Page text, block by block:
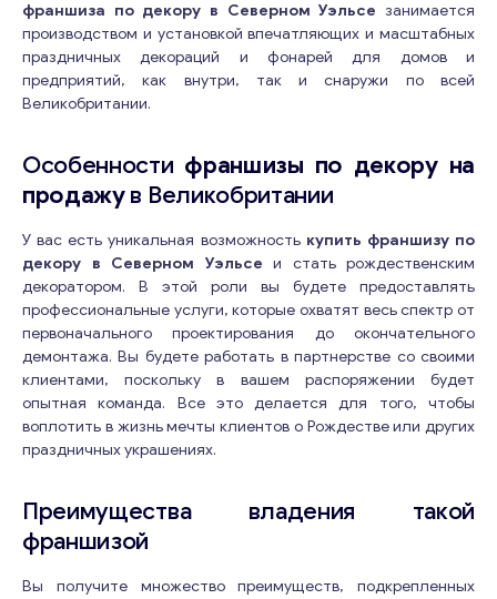
франшиза по декору в Северном Уэльсе занимается
производством и установкой впечатляющих и масштабных
праздничных декораций и фонарей для домов и
предприятий, как внутри, так и снаружи по всей
Великобритании.
Особенности франшизы по декору на
продажув Великобритании
У вас есть уникальная возможность купить франшизу по
декору в Северном Уэльсе и стать рождественским
декоратором. В этой роли вы будете предоставлять
профессиональные услуги, которые охватят весь спектр от
первоначального проектирования до окончательного
демонтажа. Вы будете работать в партнерстве со своими
клиентами, поскольку в вашем распоряжении будет
опытная команда. Все это делается для того, чтобы
воплотить в жизнь мечты клиентов о Рождестве или других
праздничных украшениях.
Преимущества владения такой
франшизой
Вы получите множество преимуществ, подкрепленных